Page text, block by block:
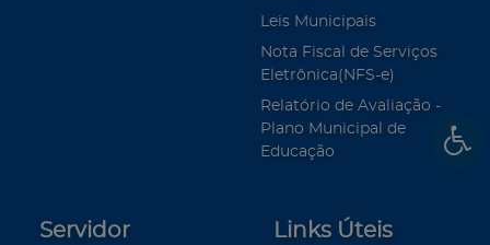
Leis Municipais
Nota Fiscal de Serviços
Eletrônica(NFS-e)
Relatório de Avaliação -
Plano Municipal de
Educação
Servidor Links Úteis